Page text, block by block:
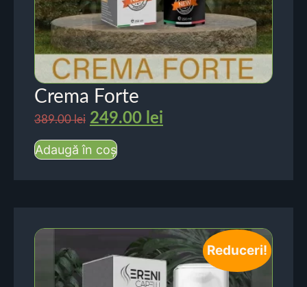
Crema Forte
389.00lei 249.00 lei
Adaugă în coș
Reduceri!